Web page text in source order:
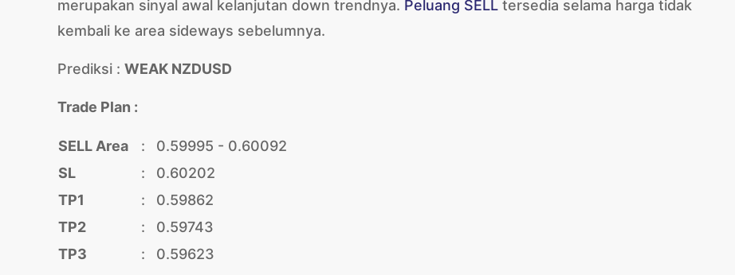
merupakan sinyal awal kelanjutan down trendnya. Peluang SELL tersedia selama harga tidak
kembali ke area sideways sebelumnya.
Prediksi : WEAK NZDUSD
Trade Plan :
SELL Area :
0.59995 - 0.60092
SL
:
0.60202
TP1
:
0.59862
TP2
:
0.59743
TP3
: 0.59623